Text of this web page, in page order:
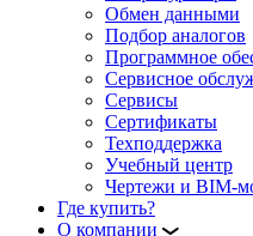
Обмен данными
Подбор аналогов
Программное
Сервисное
Сервисы
Сертификаты
Техподдержка
Учебный центр
Чертежи и BIM-
Где купить?
О компании